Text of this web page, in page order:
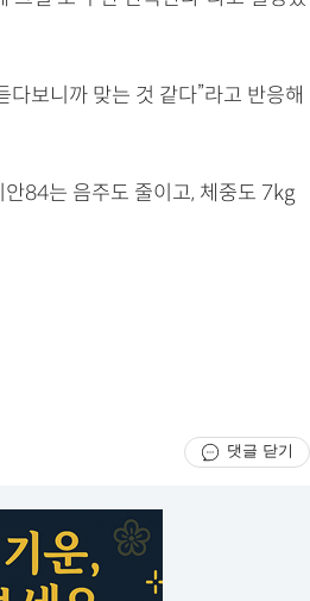
보니까 맞는 것 같다”라고 반응해
안84는 음주도 줄이고, 체중도 7kg
댓글 닫기